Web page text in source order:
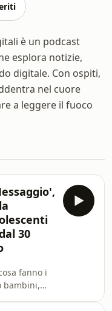
è un podcast
esplora notizie,
digitale. Con ospiti,
nel cuore
a leggere il fuoco
30
fanno i
bambini,